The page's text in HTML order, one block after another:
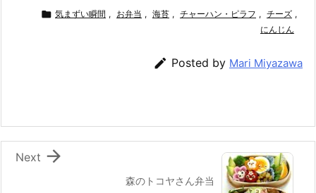
c
k
itt e er e
a
ai
 気まずい瞬間 , お弁当 , 海苔 , チャーハン・ピラフ , チーズ ,
にんじん
 Posted by Mari Miyazawa
森のトコヤさん弁当

Next